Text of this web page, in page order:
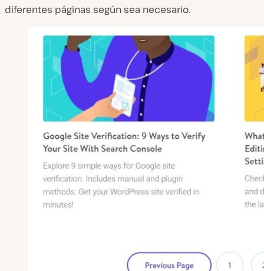
diferentes páginas según sea necesario.